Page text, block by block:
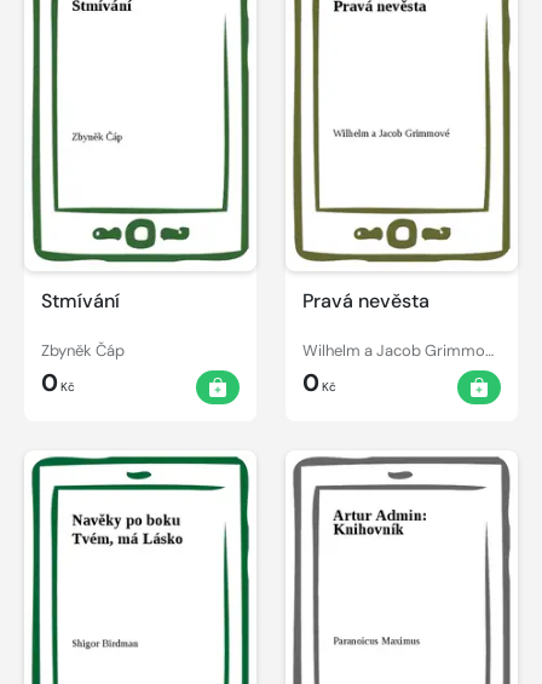
Stmívání
Zbyněk Čáp
0Kč
Pravá nevěsta
Wilhelm a Jacob Grimmové
0Kč